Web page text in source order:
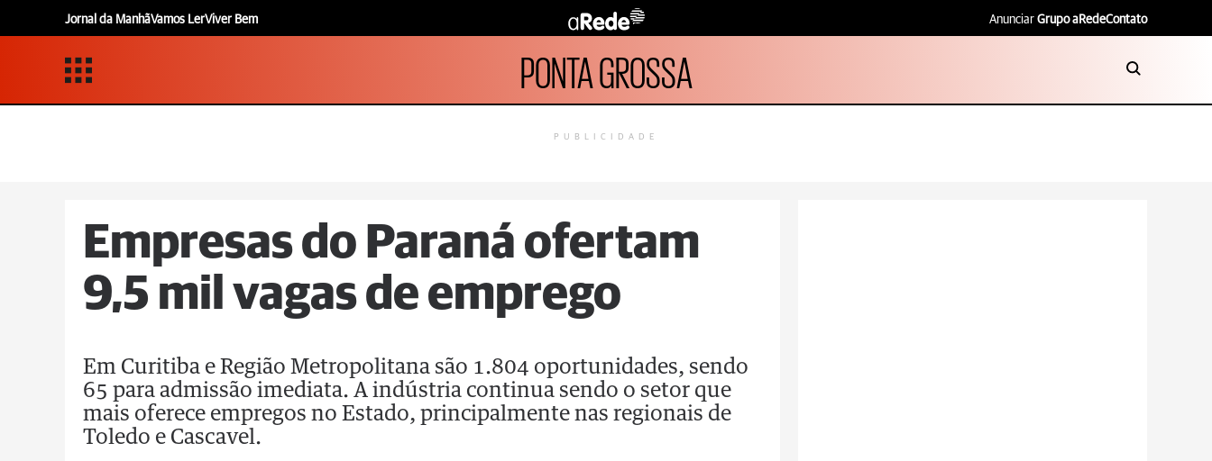
Jornal da ManhãVamos LerViver Bem Anunciar Grupo aRedeContato
PONTA GROSSA
PUBLICIDADE
Empresas do Paraná ofertam
9,5 mil vagas de emprego
Em Curitiba e Região Metropolitana são 1.804 oportunidades, sendo
65 para admissão imediata. A indústria continua sendo o setor que
mais oferece empregos no Estado, principalmente nas regionais de
Toledo e Cascavel.